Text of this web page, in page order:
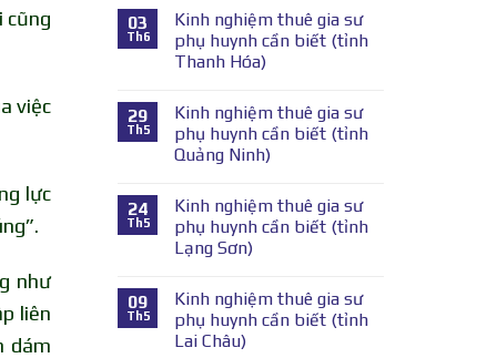
cũng
việc
lực
như
liên
dám
03
Th6
Kinh nghiệm thuê gia sư
phụ huynh cần biết (tỉnh
Thanh Hóa)
29
Th5
Kinh nghiệm thuê gia sư
phụ huynh cần biết (tỉnh
Quảng Ninh)
24
Th5
Kinh nghiệm thuê gia sư
phụ huynh cần biết (tỉnh
Lạng Sơn)
09
Th5
Kinh nghiệm thuê gia sư
phụ huynh cần biết (tỉnh
Lai Châu)